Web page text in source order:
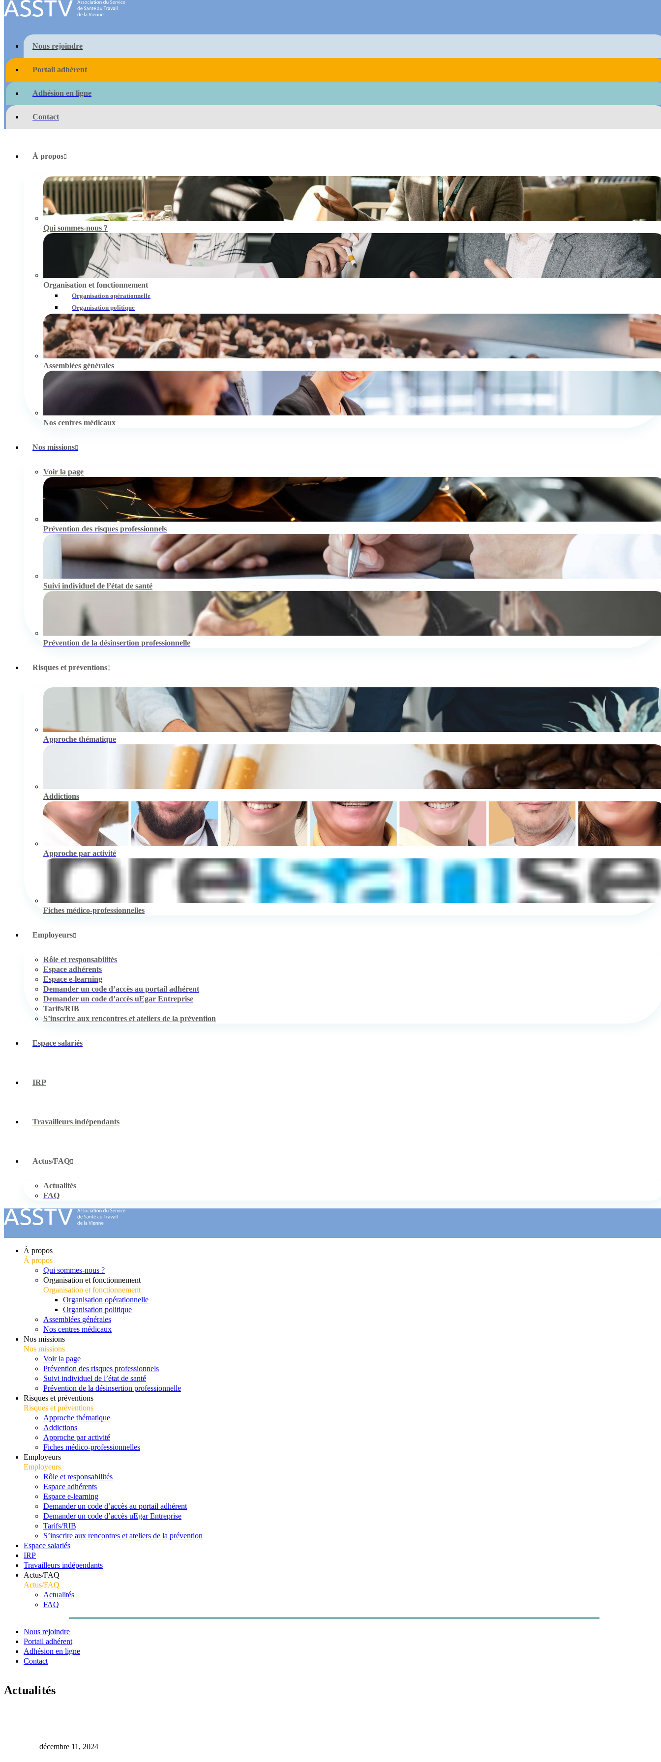
Nous rejoindre
Portail adhérent
Adhésion en ligne
Contact
À propos
Qui sommes-nous ?
Organisation et fonctionnement
Organisation opérationnelle
Organisation politique
Assemblées générales
Nos centres médicaux
Nos missions
Voir la page
Prévention des risques professionnels
Suivi individuel de l’état de santé
Prévention de la désinsertion professionnelle
Risques et préventions
Approche thématique
Addictions
Approche par activité
Fiches médico-professionnelles
Employeurs
Rôle et responsabilités
Espace adhérents
Espace e-learning
Demander un code d’accès au portail adhérent
Demander un code d’accès uEgar Entreprise
Tarifs/RIB
S’inscrire aux rencontres et ateliers de la prévention
Espace salariés
IRP
Travailleurs indépendants
Actus/FAQ
Actualités
FAQ
À propos
À propos
Qui sommes-nous ?
Organisation et fonctionnement
Organisation et fonctionnement
Organisation opérationnelle
Organisation politique
Assemblées générales
Nos centres médicaux
Nos missions
Nos missions
Voir la page
Prévention des risques professionnels
Suivi individuel de l’état de santé
Prévention de la désinsertion professionnelle
Risques et préventions
Risques et préventions
Approche thématique
Addictions
Approche par activité
Fiches médico-professionnelles
Employeurs
Employeurs
Rôle et responsabilités
Espace adhérents
Espace e-learning
Demander un code d’accès au portail adhérent
Demander un code d’accès uEgar Entreprise
Tarifs/RIB
S’inscrire aux rencontres et ateliers de la prévention
Espace salariés
IRP
Travailleurs indépendants
Actus/FAQ
Actus/FAQ
Actualités
FAQ
Nous rejoindre
Portail adhérent
Adhésion en ligne
Contact
Actualités
décembre 11, 2024